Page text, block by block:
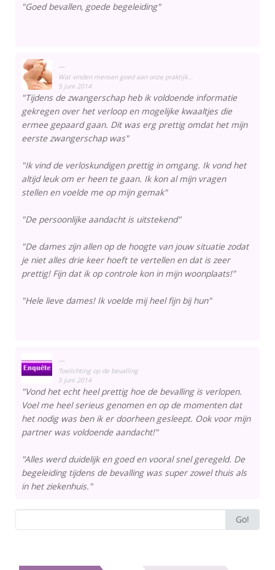
"Goed bevallen, goede begeleiding"
Wat vinden mensen goed aan onze praktijk...
5 juni 2014
"Tijdens de zwangerschap heb ik voldoende informatie
gekregen over het verloop en mogelijke kwaaltjes die
ermee gepaard gaan. Dit was erg prettig omdat het mijn
eerste zwangerschap was"
"Ik vind de verloskundigen prettig in omgang. Ik vond het
altijd leuk om er heen te gaan. Ik kon al mijn vragen
stellen en voelde me op mijn gemak"
"De persoonlijke aandacht is uitstekend"
"De dames zijn allen op de hoogte van jouw situatie zodat
je niet alles drie keer hoeft te vertellen en dat is zeer
prettig! Fijn dat ik op controle kon in mijn woonplaats!"
"Hele lieve dames! Ik voelde mij heel fijn bij hun"
Toelichting op de bevalling
5 juni 2014
"Vond het echt heel prettig hoe de bevalling is verlopen.
Voel me heel serieus genomen en op de momenten dat
het nodig was ben ik er doorheen gesleept. Ook voor mijn
partner was voldoende aandacht!"
"Alles werd duidelijk en goed en vooral snel geregeld. De
begeleiding tijdens de bevalling was super zowel thuis als
in het ziekenhuis."
for:
Go!